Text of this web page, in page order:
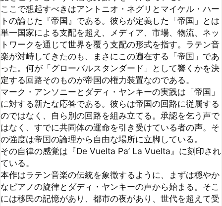
マーク・アンソニーとダディ・ヤンキーの実践は「帝国」
に対する新たな応答である。彼らは帝国の回路に従属する
のではなく、自ら別の回路を組み立てる。承認を乞う声で
はなく、すでに共同体の運命を引き受けている者の声。そ
の強度は帝国の論理から自由な場所に立脚している。
その自律の感覚は『De Vuelta Pa’ La Vuelta』に刻印され
ている。
本作はラテン音楽の伝統を象徴するように、まずは穏やか
なピアノの旋律とダディ・ヤンキーの声から始まる。そこ
には移民の記憶があり、都市の夜があり、世代を超えて受
け継がれた身体感覚がある。だが、すぐさまレゲトンの硬
質なデムボウが介入し、楽曲を強引に現在へと引き戻す。
そこにホーンセクションが伝統的なサルサの旋律を響かせ
る。
ここで起きているのは伝統と現代の調和などという生易し
いものではない。サルサという「古典」がレゲトンという
「現在」によって裂かれ、その裂け目を抱えたまま新たな
統一へ向かう運動である。ブラスの響きもポップスマーケ
ット向けに研磨された「洗練」とは無縁だ。そこには、熱